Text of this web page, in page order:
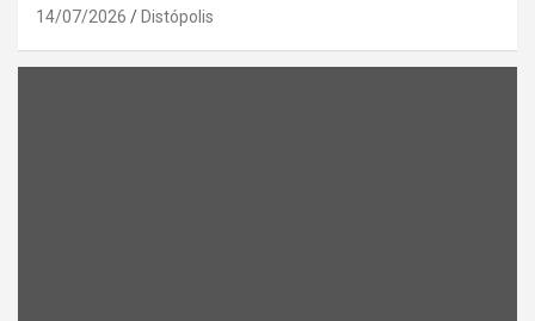
14/07/2026 Distópolis